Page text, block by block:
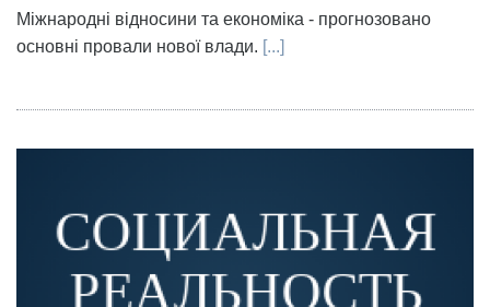
Міжнародні відносини та економіка - прогнозовано
основні провали нової влади. [...]